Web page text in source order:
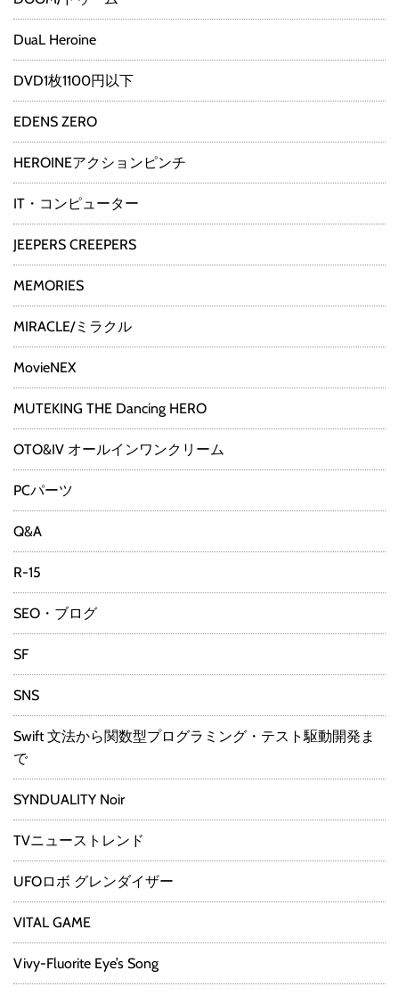
DuaL Heroine
DVD1枚1100円以下
EDENS ZERO
HEROINEアクションピンチ
IT・コンピューター
JEEPERS CREEPERS
MEMORIES
MIRACLE/ミラクル
MovieNEX
MUTEKING THE Dancing HERO
OTO&IV オールインワンクリーム
PCパーツ
Q&A
R-15
SEO・ブログ
SF
SNS
Swift 文法から関数型プログラミング・テスト駆動開発ま
で
SYNDUALITY Noir
TVニューストレンド
UFOロボ グレンダイザー
VITAL GAME
Vivy-Fluorite Eye’s Song